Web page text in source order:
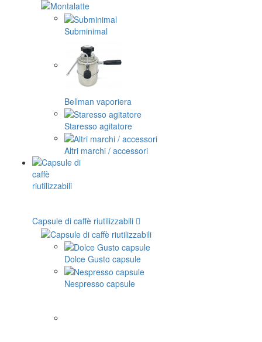
Subminimal
Bellman vaporiera
Staresso agitatore
Altri marchi / accessori
Capsule di caffè riutilizzabili
Dolce Gusto capsule
Nespresso capsule